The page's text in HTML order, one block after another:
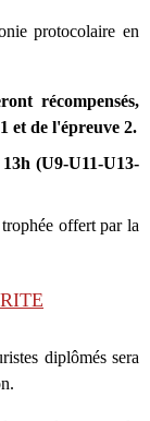
protocolaire en
récompensés,
et de l'épreuve 2.
(U9-U11-U13-
offert par la
diplômés sera